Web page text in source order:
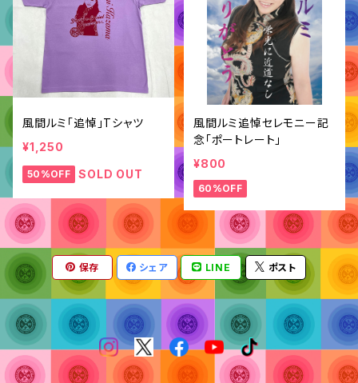
風間ルミ「追悼」Tシャツ
¥1,250
50%OFF SOLD OUT
風間ルミ追悼セレモニー記
念「ポートレート」
¥800
60%OFF
保存 シェア LINE ポスト